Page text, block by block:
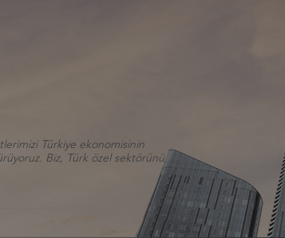
Türkiye ekonomisinin
Biz, Türk özel sektörünü